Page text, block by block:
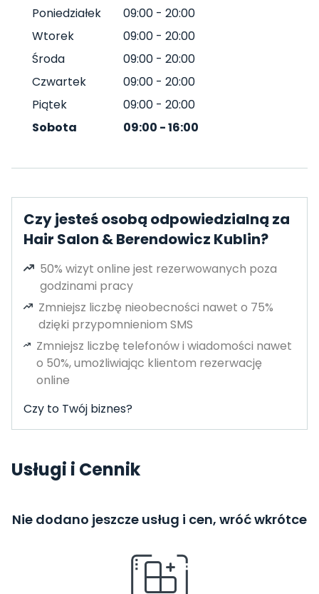
Poniedziałek
09:00 - 20:00
Wtorek
09:00 - 20:00
Środa
09:00 - 20:00
Czwartek
09:00 - 20:00
Piątek
09:00 - 20:00
Sobota
09:00 -16:00
Czy jesteś osobą odpowiedzialną za
Hair Salon & Berendowicz Kublin?
50% wizyt online jest rezerwowanych poza
godzinami pracy
Zmniejsz liczbę nieobecności nawet o 75%
dzięki przypomnieniom SMS
Zmniejsz liczbę telefonów i wiadomości nawet
o 50%, umożliwiając klientom rezerwację
online
Czy to Twój biznes?
Usługi i Cennik
Nie dodano jeszcze usług i cen, wróć wkrótce